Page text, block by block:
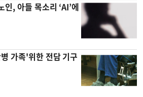
, 아들 목소리 ‘AI’에
가족'위한 전담 기구